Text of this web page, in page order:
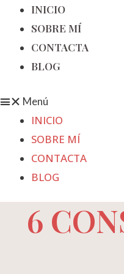
INICIO
SOBRE MÍ
CONTACTA
BLOG
Menú
INICIO
SOBRE MÍ
CONTACTA
BLOG
6